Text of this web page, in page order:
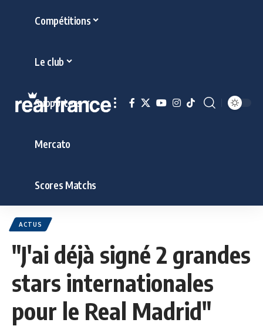
Compétitions
Le club
Supporters
Mercato
Scores Matchs
ACTUS
"J'ai déjà signé 2 grandes
stars internationales
pour le Real Madrid"